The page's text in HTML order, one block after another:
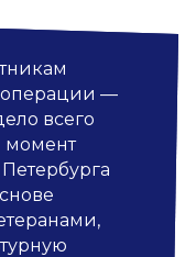
—
всего
момент